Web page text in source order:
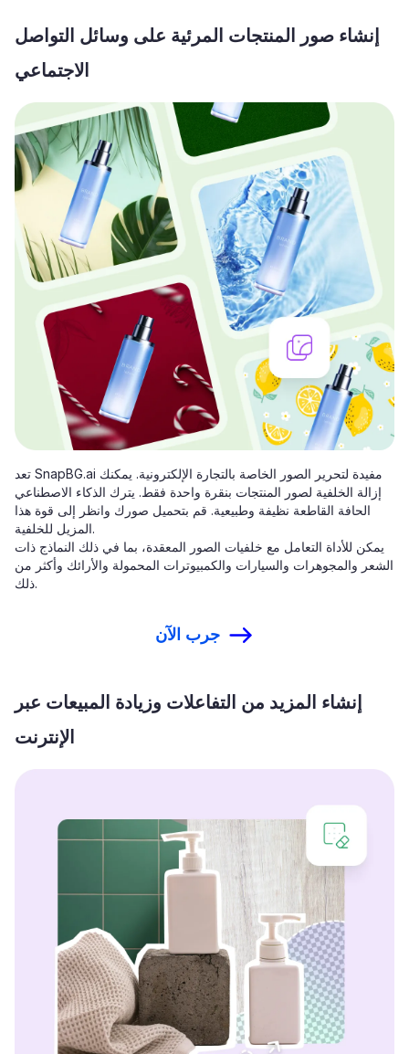
إنشاء صور المنتجات المرئية على وسائل التواصل
الاجتماعي
تعد SnapBG.ai مفيدة لتحرير الصور الخاصة بالتجارة الإلكترونية. يمكنك
إزالة الخلفية لصور المنتجات بنقرة واحدة فقط. يترك الذكاء الاصطناعي
الحافة القاطعة نظيفة وطبيعية. قم بتحميل صورك وانظر إلى قوة هذا
المزيل للخلفية.
يمكن للأداة التعامل مع خلفيات الصور المعقدة، بما في ذلك النماذج ذات
الشعر والمجوهرات والسيارات والكمبيوترات المحمولة والأرائك وأكثر من
ذلك.
جرب الآن
إنشاء المزيد من التفاعلات وزيادة المبيعات عبر
الإنترنت